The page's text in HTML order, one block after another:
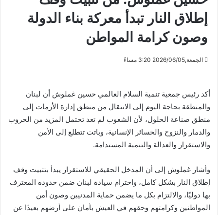
إطلاق النار تبدأ معركة بناء الدولة
وصون كرامة المواطن
الجمعة,2026/06/05 3:20 مساءً
أكد رئيس جمعية تنمية السلام العالمي حسين غملوش أن لبنان
والمنطقة بحاجة اليوم إلى الانتقال من منطق إدارة الأزمات إلى
منطق صناعة الحلول، لأن الشعوب لم تعد تحتمل المزيد من الحروب
والدمار والنزوح والخسائر الإنسانية، وباتت تتطلع إلى الأمن
والاستقرار والعدالة والتنمية المستدامة.
وأشار غملوش إلى أن المدخل الحقيقي للاستقرار يبدأ بتثبيت وقف
إطلاق النار بشكل كامل، واحترام سيادة لبنان ضمن حدوده المعترف
بها دوليًا، والالتزام بكل ما يضمن حماية المدنيين وصون أمن
المواطنين وكرامتهم وحقهم في العيش بأمان على أرضهم بعيدًا عن